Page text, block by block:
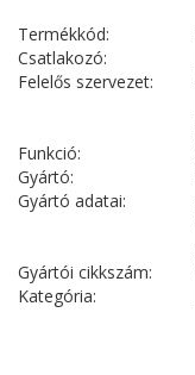
Termékkód:
Csatlakozó:
Felelős szervezet:
Funkció:
Gyártó:
Gyártó adatai:
Gyártói cikkszám:
Kategória: